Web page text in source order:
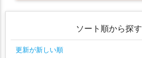
ソート順から探す
更新が新しい順